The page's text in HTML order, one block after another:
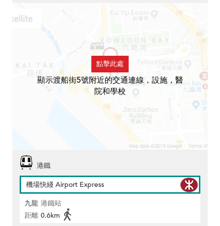
點擊此處
顯示渡船街5號附近的交通連線，設施，醫
院和學校
港鐵
機場快綫 Airport Express
九龍 港鐵站
距離 0.6km